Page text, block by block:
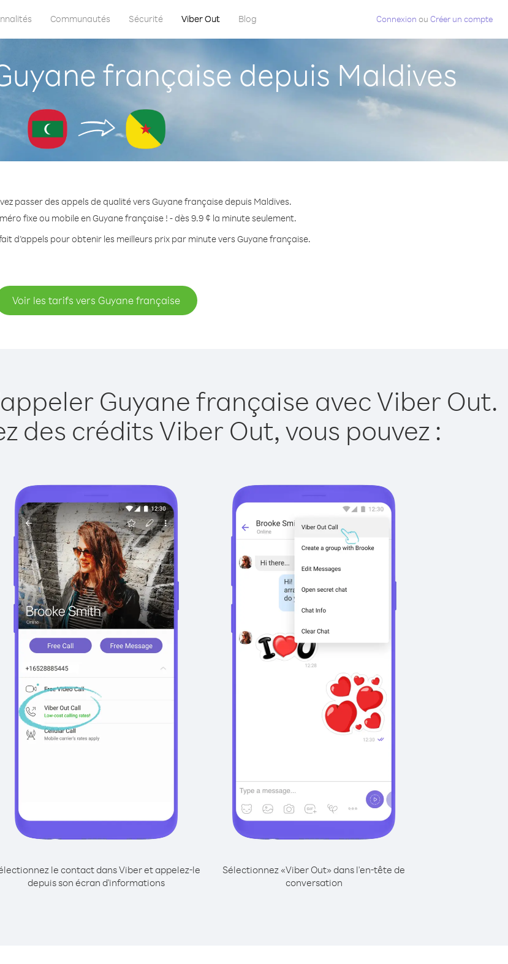
Communautés Sécurité Viber Out Blog Connexion ou Créer un compte
française depuis Maldives
passer des appels de qualité vers Guyane française depuis Maldives.
fixe ou mobile en Guyane française ! - dès 9.9 ¢ la minute seulement.
d’appels pour obtenir les meilleurs prix par minute vers Guyane française.
Voir les tarifs vers Guyane française
Guyane française avec Viber Out.
des crédits Viber Out, vous pouvez :
le contact dans Viber et appelez-le
depuis son écran d'informations
Sélectionnez «Viber Out» dans l'en-tête de
conversation